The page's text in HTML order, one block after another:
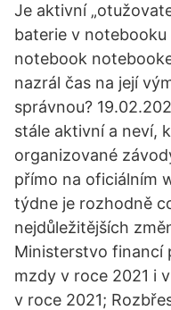
Je aktivní
baterie v notebooku
notebook
nazrál čas na její
správnou?
stále aktivní a neví,
organizované
přímo na oficiálním
týdne je rozhodně
nejdůležitějších
Ministerstvo financí
mzdy v roce 2021 i
v roce 2021;